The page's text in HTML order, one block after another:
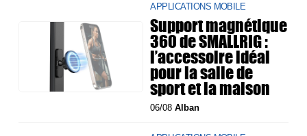
APPLICATIONS MOBILE
Support magnétique
360 de SMALLRIG :
l’accessoire idéal
pour la salle de
sport et la maison
06/08Alban